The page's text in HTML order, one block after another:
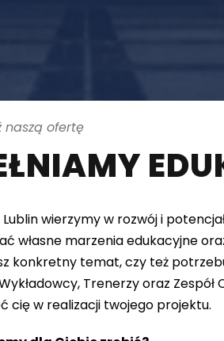
naszą ofertę
Lublin wierzymy w rozwój i
własne marzenia edukacyjne
konkretny temat, czy też
Trenerzy oraz
cię w realizacji twojego projektu.